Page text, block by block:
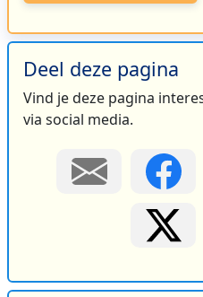
Deel deze pagina
Vind je deze pagina
via social media.